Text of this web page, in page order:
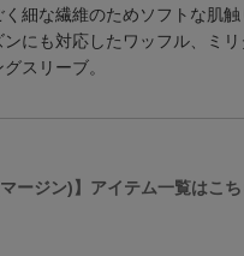
細な繊維のためソフトな肌
にも対応したワッフル、ミリ
スリーブ。
ージン)】アイテム一覧はこち